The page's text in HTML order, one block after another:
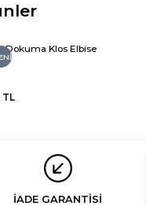
Dokuma Klos Elbise
TL
İADE GARANTİSİ